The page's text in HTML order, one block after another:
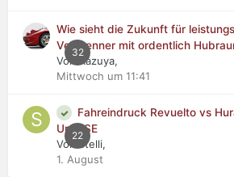
32
Wie sieht die Zukunft für
Verbrenner mit ordentlich
Von Kazuya,
Mittwoch um 11:41
22
Fahreindruck Revuelto vs
Urus SE
Von stelli,
1. August